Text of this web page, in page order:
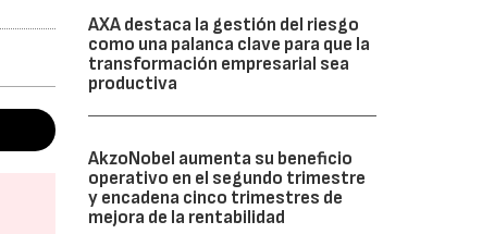
AXA destaca la gestión del riesgo
como una palanca clave para que la
transformación empresarial sea
productiva
AkzoNobel aumenta su beneficio
operativo en el segundo trimestre
y encadena cinco trimestres de
mejora de la rentabilidad